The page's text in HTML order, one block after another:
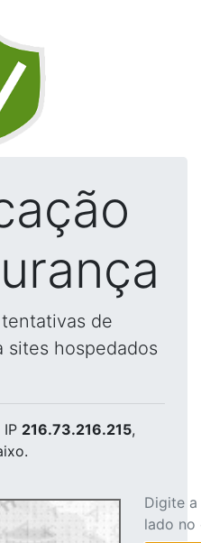
de
sites hospedados
216.73.216.215,
Digite
lado no